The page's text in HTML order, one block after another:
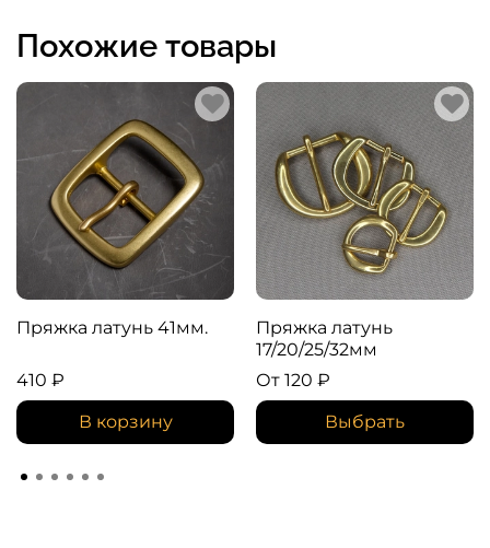
Похожие товары
Пряжка латунь 41мм.
410 ₽
В корзину
Пряжка латунь
17/20/25/32мм
От 120 ₽
Выбрать